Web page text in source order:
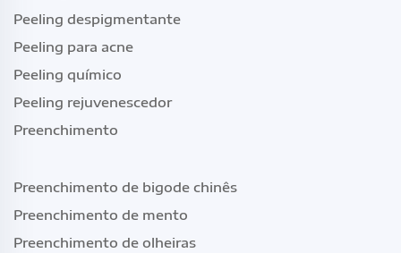
Peeling despigmentante
Peeling para acne
Peeling químico
Peeling rejuvenescedor
Preenchimento
Preenchimento de bigode chinês
Preenchimento de mento
Preenchimento de olheiras